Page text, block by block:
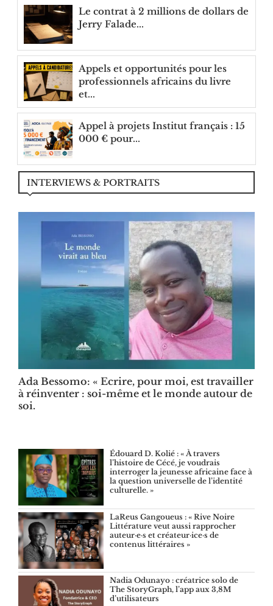
Le contrat à 2 millions de dollars de
Jerry Falade...
Appels et opportunités pour les
professionnels africains du livre
et...
Appel à projets Institut français : 15
000 € pour...
INTERVIEWS & PORTRAITS
Ada Bessomo: « Ecrire, pour moi, est travailler
à réinventer : soi-même et le monde autour de
soi.
Édouard D. Kolié : « À travers
l’histoire de Cécé, je voudrais
interroger la jeunesse africaine face à
la question universelle de l’identité
culturelle. »
LaReus Gangoueus : « Rive Noire
Littérature veut aussi rapprocher
auteur·e·s et créateur·ice·s de
contenus littéraires »
Nadia Odunayo : créatrice solo de
The StoryGraph, l’app aux 3,8M
d’utilisateurs